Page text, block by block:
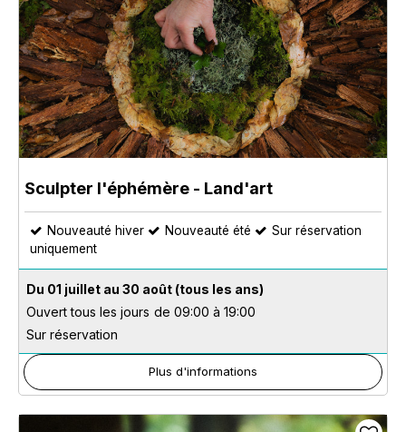
Sculpter l'éphémère - Land'art
Nouveauté hiver Nouveauté été
Sur réservation
uniquement
Du 01 juillet au 30 août (tous les ans)
Ouvert tous les jours de 09:00 à 19:00
Sur réservation
Plus d'informations